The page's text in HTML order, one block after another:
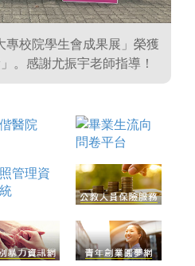
專校院學生會成果展」榮獲
。感謝尤振宇老師指導！